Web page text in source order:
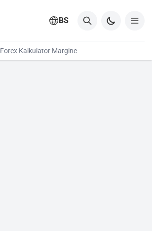
BS
Forex Kalkulator Margine